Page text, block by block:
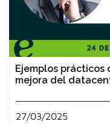
Ejemplos prácticos
mejora del
27/03/2025